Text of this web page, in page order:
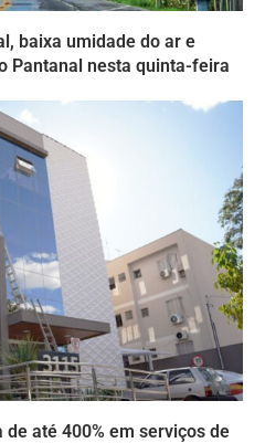
baixa umidade do ar e
Pantanal nesta quinta-feira
até 400% em serviços de